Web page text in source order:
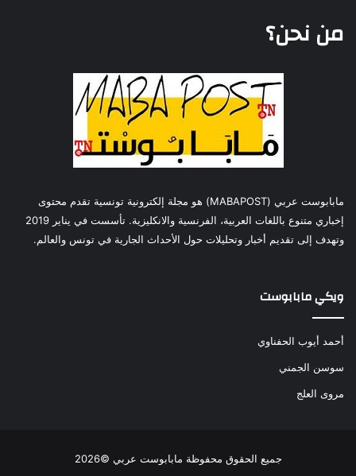
من نحن؟
مابابوست عربي (MABAPOST) هو مجلة إلكترونية تونسية تقدم محتوى
إخباري متنوع باللغات العربية، الفرنسية والانكليزية. تأسست في يناير 2019
وتهدف إلى تقديم أخبار وتحليلات حول الأحداث الجارية في تونس والعالم.
ويكي مابابوست
أحمد أيوب الحفناوي
سوسن الجمني
مروى العلج
جميع الحقوق محفوظة مابابوست عربي ©2026